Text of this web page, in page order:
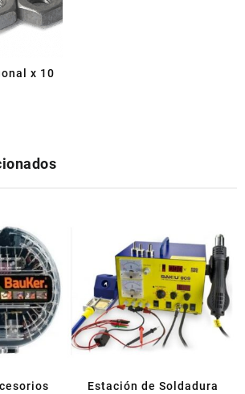
x 10
Estación de Soldadura